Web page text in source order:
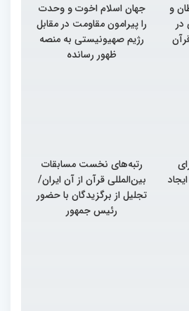
و
در
جهان اسلام اخوت و وحدت
را پیرامون مقاومت در مقابل
رژیم صهیونیستی به منصه
ظهور رسانده
ایجاد
رتبه‌های نخست مسابقات
بین‌المللی قرآن از آن ایران/
تجلیل از برگزیدگان با حضور
رئیس جمهور